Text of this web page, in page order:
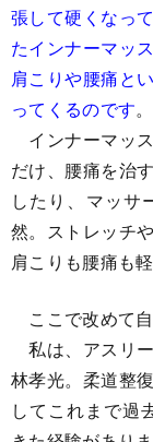
張して硬くなっ
たインナーマッ
肩こりや腰痛と
ってくるのです。
インナーマッ
だけ、腰痛を治
したり、マッサ
然。ストレッチ
肩こりも腰痛も
ここで改めて自
私は、アスリ
林孝光。柔道整
してこれまで過